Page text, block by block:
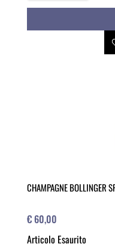
CHAMPAGNE BOLLINGER
€ 60,00
Articolo Esaurito